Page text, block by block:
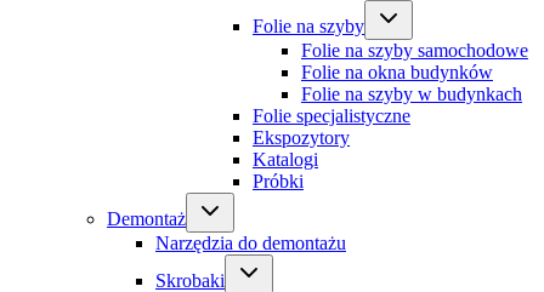
Folie na szyby
Folie na szyby samochodowe
Folie na okna budynków
Folie na szyby w budynkach
Folie specjalistyczne
Ekspozytory
Katalogi
Próbki
Demontaż
Narzędzia do demontażu
Skrobaki